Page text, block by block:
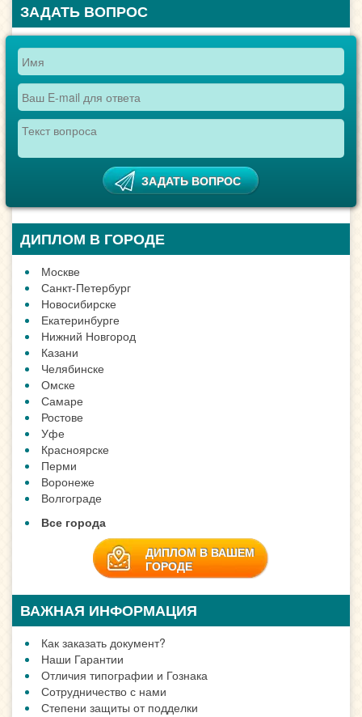
ЗАДАТЬ ВОПРОС
ДИПЛОМ В ГОРОДЕ
Москве
Санкт-Петербург
Новосибирске
Екатеринбурге
Нижний Новгород
Казани
Челябинске
Омске
Самаре
Ростове
Уфе
Красноярске
Перми
Воронеже
Волгограде
Все города
ДИПЛОМ В ВАШЕМ
ГОРОДЕ
ВАЖНАЯ ИНФОРМАЦИЯ
Как заказать документ?
Наши Гарантии
Отличия типографии и Гознака
Сотрудничество с нами
Степени защиты от подделки